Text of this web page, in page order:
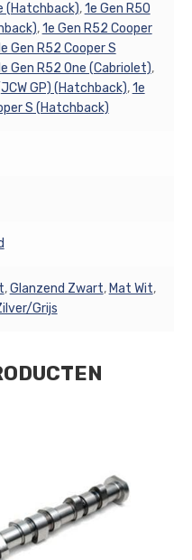
(Hatchback),1e Gen R50
,1e Gen R52 Cooper
Gen R52 Cooper S
Gen R52 One (Cabriolet),
GP) (Hatchback),1e
S (Hatchback)
,Glanzend Zwart, Mat Wit,
Grijs